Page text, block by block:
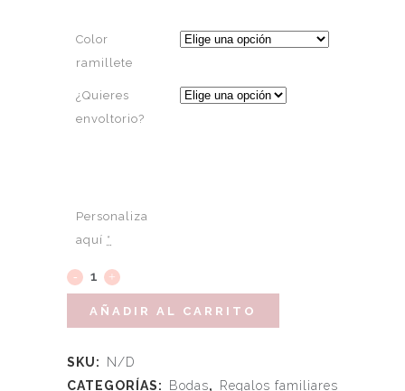
Color
ramillete
¿Quieres
envoltorio?
Personaliza
aquí *
AÑADIR AL CARRITO
SKU:
N/D
CATEGORÍAS:
Bodas,
Regalos familiares